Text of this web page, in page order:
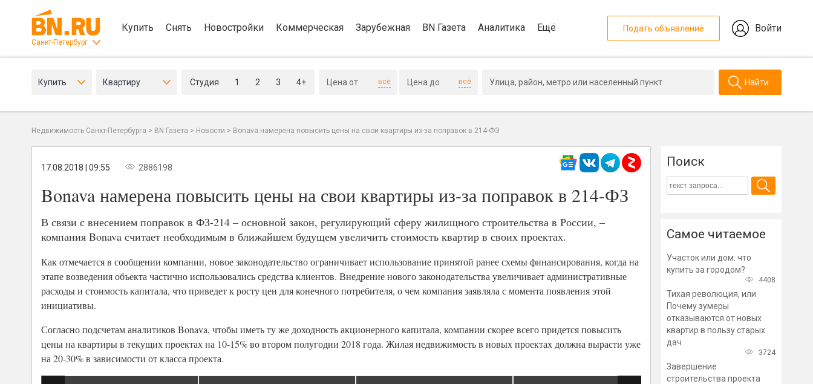
Санкт-Петербург
Купить Снять Новостройки Коммерческая Зарубежная BN Газета Аналитика Ещё Подать объявление Войти
Купить Квартиру Студия 1 2 3 4+ всё всё Найти
Недвижимость Санкт-Петербурга > BN Газета > Новости > Bonava намерена повысить цены на свои квартиры из-за поправок в 214-ФЗ
17.08.2018 | 09:55 2886198
Bonava намерена повысить цены на свои квартиры из-за поправок в 214-ФЗ
В связи с внесением поправок в ФЗ-214 – основной закон, регулирующий сферу жилищного строительства в России, –
компания Bonava считает необходимым в ближайшем будущем увеличить стоимость квартир в своих проектах.
Как отмечается в сообщении компании, новое законодательство ограничивает использование принятой ранее схемы финансирования, когда на
этапе возведения объекта частично использовались средства клиентов. Внедрение нового законодательства увеличивает административные
расходы и стоимость капитала, что приведет к росту цен для конечного потребителя, о чем компания заявляла с момента появления этой
инициативы.
Согласно подсчетам аналитиков Bonava, чтобы иметь ту же доходность акционерного капитала, компании скорее всего придется повысить
цены на квартиры в текущих проектах на 10-15% во втором полугодии 2018 года. Жилая недвижимость в новых проектах должна вырасти уже
на 20-30% в зависимости от класса проекта.
Поиск
Самое читаемое
Участок или дом: что
купить за городом?
4408
Тихая революция, или
Почему зумеры
отказываются от новых
квартир в пользу старых
дач
3724
Завершение
строительства проекта